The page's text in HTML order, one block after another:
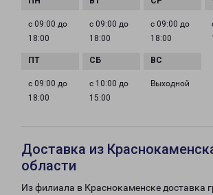
с 09:00 до
18:00
с 09:00 до
18:00
с 09:00 до
18:00
с 09:00 до
18:00
с 10:00 до
15:00
Выходной
Доставка из
области
Из филиала в Краснокаменске доставка